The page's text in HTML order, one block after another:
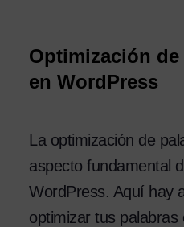
Optimización
en WordPress
La optimización de
aspecto fundamental
WordPress. Aquí hay
optimizar tus palabras